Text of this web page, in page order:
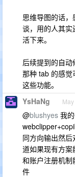
思维导图的话
谈，用的人其
活下来。
后续提到的自
那种 tab 的感觉
这些功能。
YsHaNg
@blushyes 我
同方向输出然
道如果现有方
和账户注册机
件